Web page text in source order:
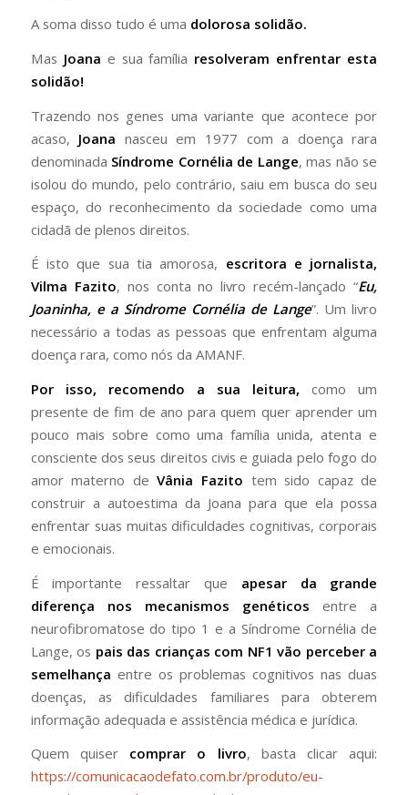
A soma disso tudo é uma dolorosa solidão.
Mas Joana e sua família resolveram enfrentar esta
solidão!
Trazendo nos genes uma variante que acontece por
acaso, Joana nasceu em 1977 com a doença rara
denominada Síndrome Cornélia de Lange, mas não se
isolou do mundo, pelo contrário, saiu em busca do seu
espaço, do reconhecimento da sociedade como uma
cidadã de plenos direitos.
É isto que sua tia amorosa, escritora e jornalista,
Vilma Fazito, nos conta no livro recém-lançado “Eu,
Joaninha, e a Síndrome Cornélia de Lange”. Um livro
necessário a todas as pessoas que enfrentam alguma
doença rara, como nós da AMANF.
Por isso, recomendo a sua leitura, como um
presente de fim de ano para quem quer aprender um
pouco mais sobre como uma família unida, atenta e
consciente dos seus direitos civis e guiada pelo fogo do
amor materno deVânia Fazito tem sido capaz de
construir a autoestima da Joana para que ela possa
enfrentar suas muitas dificuldades cognitivas, corporais
e emocionais.
É importante ressaltar que apesar da grande
diferença nos mecanismos genéticos entre a
neurofibromatose do tipo 1 e a Síndrome Cornélia de
Lange, os pais das crianças com NF1 vão perceber a
semelhança entre os problemas cognitivos nas duas
doenças, as dificuldades familiares para obterem
informação adequada e assistência médica e jurídica.
Quem quiser comprar o livro, basta clicar aqui:
https://comunicacaodefato.com.br/produto/eu-